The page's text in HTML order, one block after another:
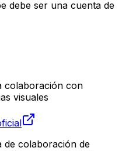
debe ser una cuenta de
colaboración con
visuales
de colaboración de